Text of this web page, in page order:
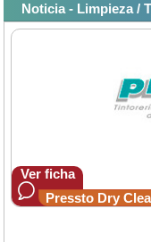
Noticia - Limpieza /
Ver ficha
Pressto Dry